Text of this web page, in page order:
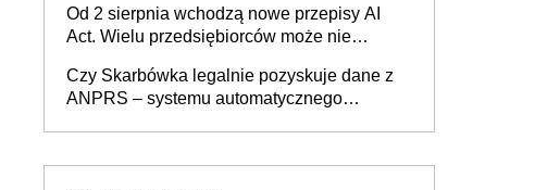
darowizna, ale podatku jednak nie będzie
Od 2 sierpnia wchodzą nowe przepisy AI
Act. Wielu przedsiębiorców może nie
Czy Skarbówka legalnie pozyskuje dane z
ANPRS – systemu automatycznego